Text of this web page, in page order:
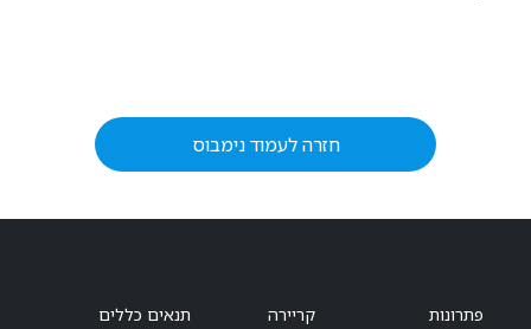
חזרה לעמוד נימבוס
פתרונות
קריירה
תנאים כללים